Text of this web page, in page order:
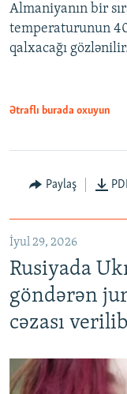
Almaniyanın bir
temperaturunun
qalxacağı
Ətraflı burada oxuyun
Paylaş
İyul 29, 2026
Rusiyada
göndərən
cəzası verilib